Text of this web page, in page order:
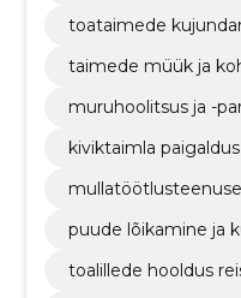
toataimede
taimede müük ja
muruhoolitsus ja -
kiviktaimla paigaldus
puude lõikamine ja
toalillede hooldus